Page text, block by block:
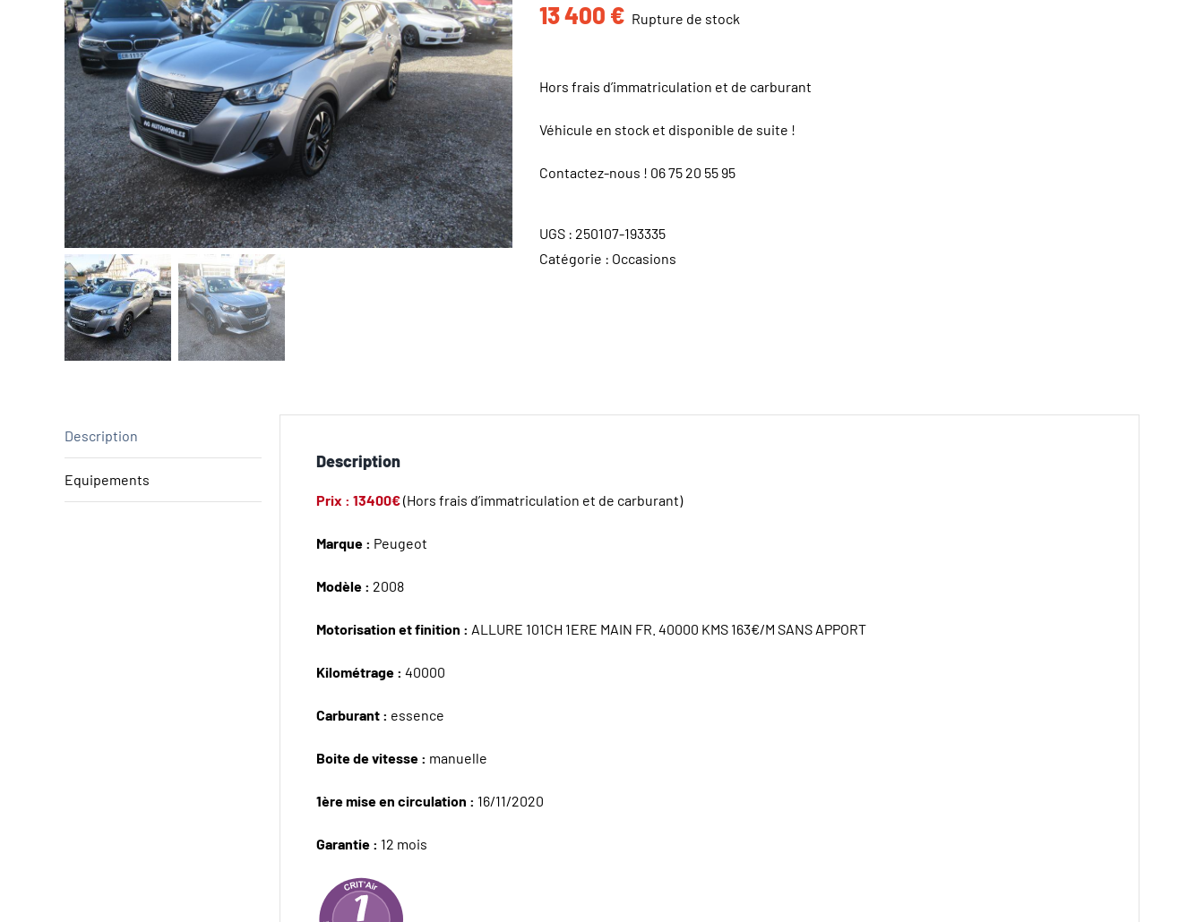
13 400 € Rupture de stock
Hors frais d’immatriculation et de carburant
Véhicule en stock et disponible de suite !
Contactez-nous ! 06 75 20 55 95
UGS : 250107-193335
Catégorie : Occasions
Description
Equipements
Description
Prix : 13400€(Hors frais d’immatriculation et de carburant)
Marque : Peugeot
Modèle : 2008
Motorisation et finition : ALLURE 101CH 1ERE MAIN FR. 40000 KMS 163€/M SANS APPORT
Kilométrage : 40000
Carburant : essence
Boite de vitesse : manuelle
1ère mise en circulation : 16/11/2020
Garantie : 12 mois